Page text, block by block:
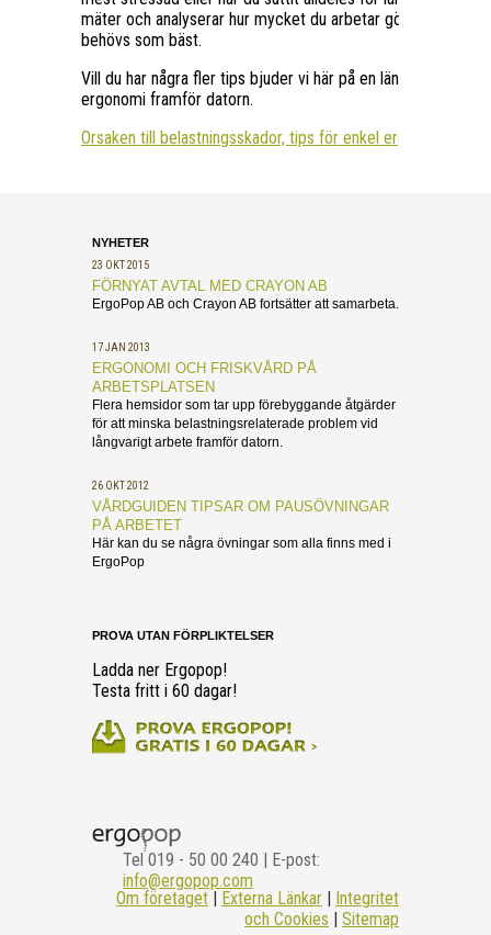
mäter och analyserar hur mycket du arbetar gör att du
behövs som bäst.
Vill du har några fler tips bjuder vi här på en länk som tar
ergonomi framför datorn.
Orsaken till belastningsskador, tips för enkel ergonomi
NYHETER
23 OKT 2015
FÖRNYAT AVTAL MED CRAYON AB
ErgoPop AB och Crayon AB fortsätter att samarbeta.
17 JAN 2013
ERGONOMI OCH FRISKVÅRD PÅ
ARBETSPLATSEN
Flera hemsidor som tar upp förebyggande åtgärder
för att minska belastningsrelaterade problem vid
långvarigt arbete framför datorn.
26 OKT 2012
VÅRDGUIDEN TIPSAR OM PAUSÖVNINGAR
PÅ ARBETET
Här kan du se några övningar som alla finns med i
ErgoPop
PROVA UTAN FÖRPLIKTELSER
Ladda ner Ergopop!
Testa fritt i 60 dagar!
Tel 019 - 50 00 240 | E-post:
info@ergopop.com
Om företaget | Externa Länkar | Integritet
och Cookies | Sitemap